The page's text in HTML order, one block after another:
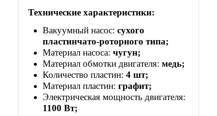
Технические характеристики:
Вакуумный насос:сухого
пластинчато-роторного типа;
Материал насоса:чугун;
Материал обмотки двигателя:медь;
Количество пластин:4 шт;
Материал пластин:графит;
Электрическая мощность двигателя:
1100 Вт;